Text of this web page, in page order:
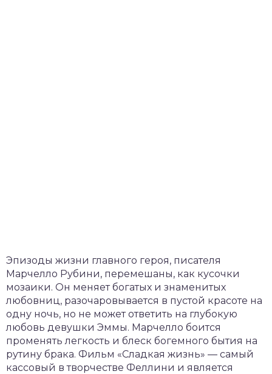
Эпизоды жизни главного героя, писателя
Марчелло Рубини, перемешаны, как кусочки
мозаики. Он меняет богатых и знаменитых
любовниц, разочаровывается в пустой красоте на
одну ночь, но не может ответить на глубокую
любовь девушки Эммы. Марчелло боится
променять легкость и блеск богемного бытия на
рутину брака. Фильм «Сладкая жизнь» — самый
кассовый в творчестве Феллини и является